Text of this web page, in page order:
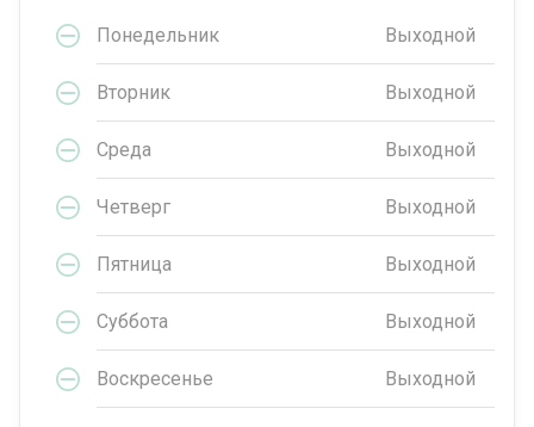
Понедельник Выходной
Вторник Выходной
Среда Выходной
Четверг Выходной
Пятница Выходной
Суббота Выходной
Воскресенье Выходной